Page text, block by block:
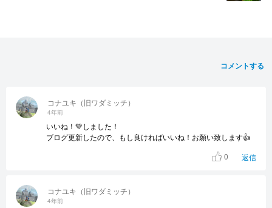
コメントする
コナユキ（旧ワダミッチ）
4年前
コナユキ（旧ワダミッチ）
4年前
いいね！💚しました！
ブログ更新したので、もし良ければいいね！お願い致します👍
0
返信